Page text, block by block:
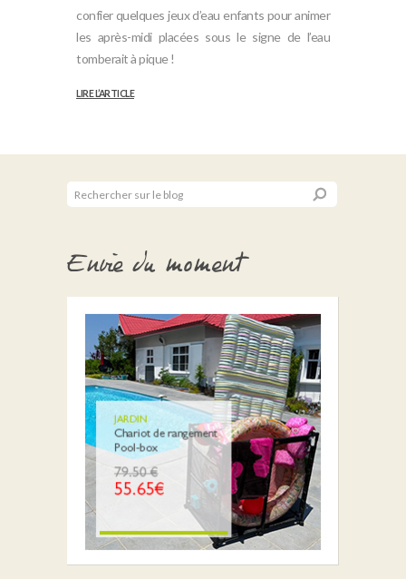
confier quelques jeux d’eau enfants pour animer
les après-midi placées sous le signe de l’eau
tomberait à pique !
LIRE L’ARTICLE
Envie du moment